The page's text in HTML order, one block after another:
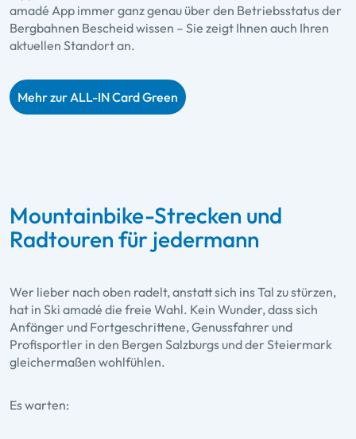
amadé App immer ganz genau über den Betriebsstatus der
Bergbahnen Bescheid wissen – Sie zeigt Ihnen auch Ihren
aktuellen Standort an.
Mehr zur ALL-IN Card Green
Mountainbike-Strecken und
Radtouren für jedermann
Wer lieber nach oben radelt, anstatt sich ins Tal zu stürzen,
hat in Ski amadé die freie Wahl. Kein Wunder, dass sich
Anfänger und Fortgeschrittene, Genussfahrer und
Profisportler in den Bergen Salzburgs und der Steiermark
gleichermaßen wohlfühlen.
Es warten: